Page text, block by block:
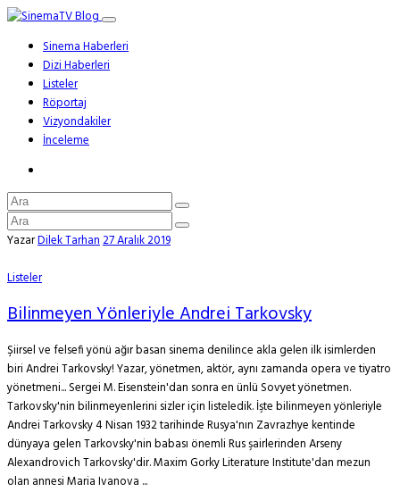
Sinema Haberleri
Dizi Haberleri
Listeler
Röportaj
Vizyondakiler
İnceleme
YazarDilek Tarhan27 Aralık 2019
Listeler
Bilinmeyen Yönleriyle Andrei Tarkovsky
Şiirsel ve felsefi yönü ağır basan sinema denilince akla gelen ilk isimlerden
biri Andrei Tarkovsky! Yazar, yönetmen, aktör, aynı zamanda opera ve tiyatro
yönetmeni... Sergei M. Eisenstein'dan sonra en ünlü Sovyet yönetmen.
Tarkovsky'nin bilinmeyenlerini sizler için listeledik. İşte bilinmeyen yönleriyle
Andrei Tarkovsky 4 Nisan 1932 tarihinde Rusya'nın Zavrazhye kentinde
dünyaya gelen Tarkovsky'nin babası önemli Rus şairlerinden Arseny
Alexandrovich Tarkovsky'dir. Maxim Gorky Literature Institute'dan mezun
olan annesi Maria Ivanova ...